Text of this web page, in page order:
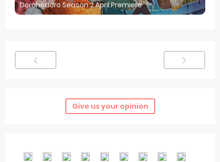
Dorohedoro Season 2 April Premiere
Give us your opinion